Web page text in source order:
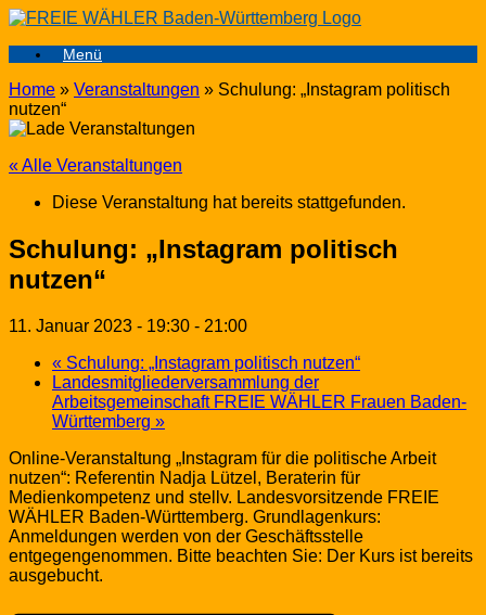
Zum
springenMenü
Home » Veranstaltungen » Schulung: „Instagram politisch
nutzen“
« Alle Veranstaltungen
Diese Veranstaltung hat bereits stattgefunden.
Schulung: „Instagram politisch
nutzen“
11. Januar 2023 - 19:30 - 21:00
« Schulung: „Instagram politisch nutzen“
Landesmitgliederversammlung der
Arbeitsgemeinschaft FREIE WÄHLER Frauen Baden-
Württemberg »
Online-Veranstaltung „Instagram für die politische Arbeit
nutzen“: Referentin Nadja Lützel, Beraterin für
Medienkompetenz und stellv. Landesvorsitzende FREIE
WÄHLER Baden-Württemberg. Grundlagenkurs:
Anmeldungen werden von der Geschäftsstelle
entgegengenommen. Bitte beachten Sie: Der Kurs ist bereits
ausgebucht.